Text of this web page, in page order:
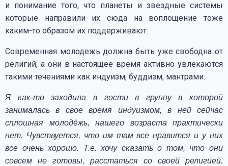
и понимание того, что планеты и звездные системы
которые направили их сюда на воплощение тоже
каким-то образом их поддерживают.
Современная молодежь должна быть уже свободна от
религий, а они в настоящее время активно увлекаются
такими течениями как индуизм, буддизм, мантрами.
Я как-то заходила в гости в группу в которой
занималась в свое время индуизмом, в ней сейчас
сплошная молодёжь, нашего возраста практически
нет. Чувствуется, что им там все нравится и у них
все очень хорошо. Т.е. хочу сказать о том, что они
совсем не готовы, расстаться со своей религией.